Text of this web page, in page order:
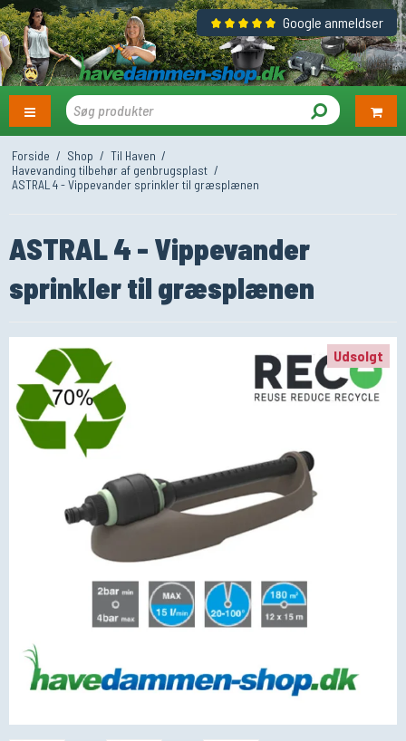
Google anmeldser
Forside / Shop / Til Haven /
Havevanding tilbehør af genbrugsplast /
ASTRAL 4 - Vippevander sprinkler til græsplænen
ASTRAL 4 - Vippevander
sprinkler til græsplænen
Udsolgt